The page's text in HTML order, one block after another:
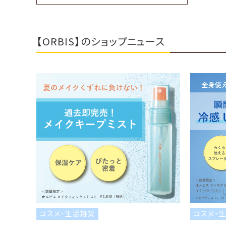
【ORBIS】のショップニュース
コスメ・生活雑貨 コスメ・